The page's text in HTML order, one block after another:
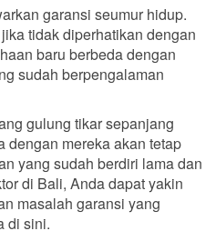
garansi seumur hidup.
tidak diperhatikan dengan
baru berbeda dengan
sudah berpengalaman
gulung tikar sepanjang
dengan mereka akan tetap
yang sudah berdiri lama dan
di Bali, Anda dapat yakin
masalah garansi yang
di sini.